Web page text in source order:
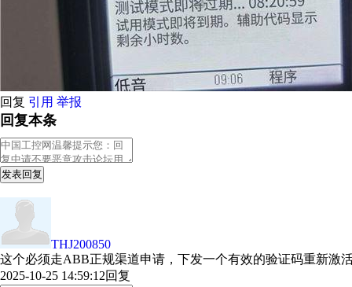
回复 引用 举报
回复本条
发表回复
THJ200850
这个必须走ABB正规渠道申请，下发一个有效的验证码重新激
2025-10-25 14:59:12回复